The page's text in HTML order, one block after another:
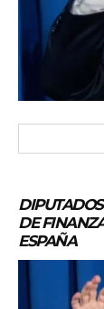
DE
ESPAÑA